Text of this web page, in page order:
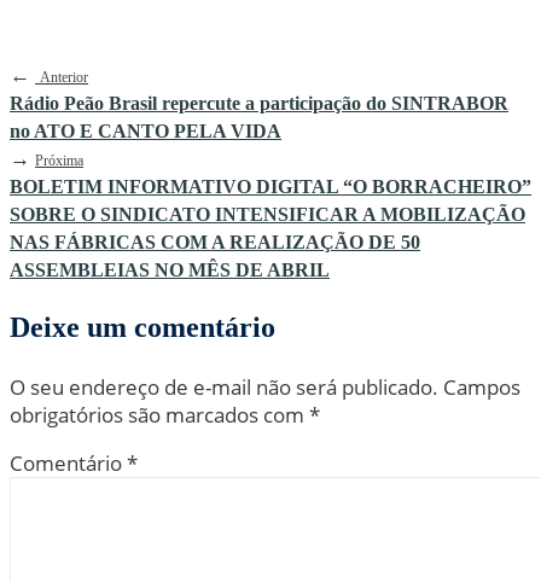
← Anterior
Rádio Peão Brasil repercute a participação do SINTRABOR
no ATO E CANTO PELA VIDA
→ Próxima
BOLETIM INFORMATIVO DIGITAL “O BORRACHEIRO”
SOBRE O SINDICATO INTENSIFICAR A MOBILIZAÇÃO
NAS FÁBRICAS COM A REALIZAÇÃO DE 50
ASSEMBLEIAS NO MÊS DE ABRIL
Deixe um comentário
O seu endereço de e-mail não será publicado. Campos
obrigatórios são marcados com *
Comentário*